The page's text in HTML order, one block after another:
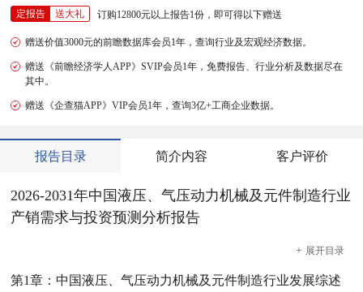
定报告 送大礼 订购12800元以上报告1份，即可得以下赠送
赠送价值3000元的前瞻数据库会员1年，查询行业及宏观经济数据。
赠送《前瞻经济学人APP》SVIP会员1年，免费报告、行业分析及数据尽在
其中。
赠送《企查猫APP》VIP会员1年，查询3亿+工商企业数据。
报告目录 简介内容 客户评价
2026-2031年中国液压、气压动力机械及元件制造行业
产销需求与投资预测分析报告
+ 展开目录
第1章：中国液压、气压动力机械及元件制造行业发展综述